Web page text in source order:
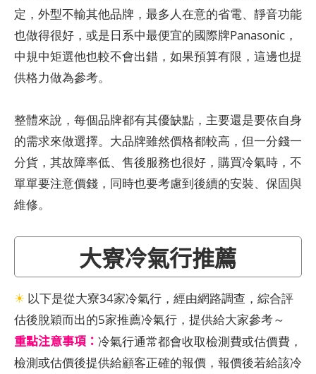
定，外型不輸其他品牌，最多人在意的省電、靜音功能
也做得很好，或是日系中最便宜的國際牌Panasonic，
中規中矩選他也較不會出錯，如果預算有限，這邊也提
供格力做為參考。
整體來說，每個品牌都有其優缺點，主要還是要依自身
的需求來做選擇。大品牌雖然價格都較高，但一分錢一
分貨，其故障率低、售後服務也很好，購買冷氣時，不
單單要注意價錢，同時也要考慮到後續的安裝、保固與
維修。
大寮冷氣行推薦
☀ 以下是從大寮34家冷氣行，經由網路調查，綜合評
估後脫穎而出的5家推薦冷氣行，提供給大家參考～
重點注意事項： 冷氣行通常都會收取檢測費或估價費，
檢測或估價後提供給顧客正確的報價，報價後若給該冷